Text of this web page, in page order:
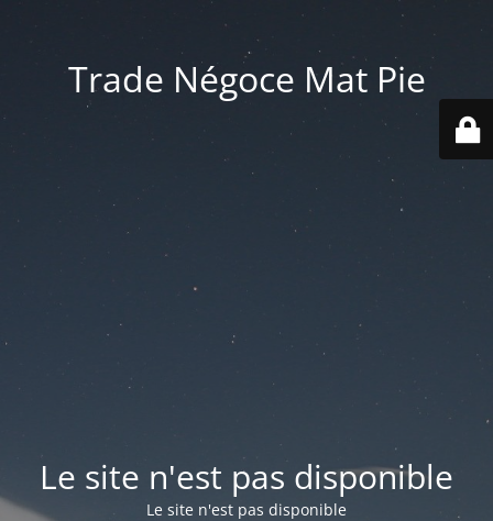
Trade Négoce Mat Pie
Le site n'est pas disponible
Le site n'est pas disponible